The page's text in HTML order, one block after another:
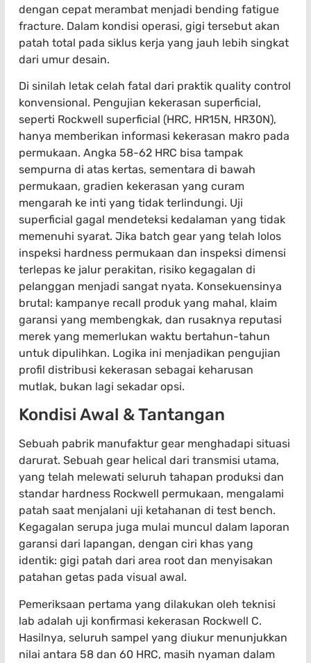
dengan cepat merambat menjadi bending fatigue
fracture. Dalam kondisi operasi, gigi tersebut akan
patah total pada siklus kerja yang jauh lebih singkat
dari umur desain.
Di sinilah letak celah fatal dari praktik quality control
konvensional. Pengujian kekerasan superficial,
seperti Rockwell superficial (HRC, HR15N, HR30N),
hanya memberikan informasi kekerasan makro pada
permukaan. Angka 58-62 HRC bisa tampak
sempurna di atas kertas, sementara di bawah
permukaan, gradien kekerasan yang curam
mengarah ke inti yang tidak terlindungi. Uji
superficial gagal mendeteksi kedalaman yang tidak
memenuhi syarat. Jika batch gear yang telah lolos
inspeksi hardness permukaan dan inspeksi dimensi
terlepas ke jalur perakitan, risiko kegagalan di
pelanggan menjadi sangat nyata. Konsekuensinya
brutal: kampanye recall produk yang mahal, klaim
garansi yang membengkak, dan rusaknya reputasi
merek yang memerlukan waktu bertahun-tahun
untuk dipulihkan. Logika ini menjadikan pengujian
profil distribusi kekerasan sebagai keharusan
mutlak, bukan lagi sekadar opsi.
Kondisi Awal & Tantangan
Sebuah pabrik manufaktur gear menghadapi situasi
darurat. Sebuah gear helical dari transmisi utama,
yang telah melewati seluruh tahapan produksi dan
standar hardness Rockwell permukaan, mengalami
patah saat menjalani uji ketahanan di test bench.
Kegagalan serupa juga mulai muncul dalam laporan
garansi dari lapangan, dengan ciri khas yang
identik: gigi patah dari area root dan menyisakan
patahan getas pada visual awal.
Pemeriksaan pertama yang dilakukan oleh teknisi
lab adalah uji konfirmasi kekerasan Rockwell C.
Hasilnya, seluruh sampel yang diukur menunjukkan
nilai antara 58 dan 60 HRC, masih nyaman dalam